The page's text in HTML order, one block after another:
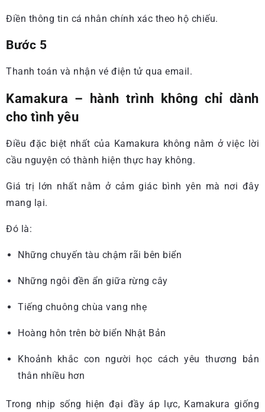
Điền thông tin cá nhân chính xác theo hộ chiếu.
Bước 5
Thanh toán và nhận vé điện tử qua email.
Kamakura – hành trình không chỉ dành
cho tình yêu
Điều đặc biệt nhất của Kamakura không nằm ở việc lời
cầu nguyện có thành hiện thực hay không.
Giá trị lớn nhất nằm ở cảm giác bình yên mà nơi đây
mang lại.
Đó là:
Những chuyến tàu chậm rãi bên biển
Những ngôi đền ẩn giữa rừng cây
Tiếng chuông chùa vang nhẹ
Hoàng hôn trên bờ biển Nhật Bản
Khoảnh khắc con người học cách yêu thương bản
thân nhiều hơn
Trong nhịp sống hiện đại đầy áp lực, Kamakura giống